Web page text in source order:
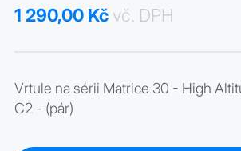
1 290,00 Kč vč. DPH
Vrtule na sérii Matrice 30 - High
C2 - (pár)